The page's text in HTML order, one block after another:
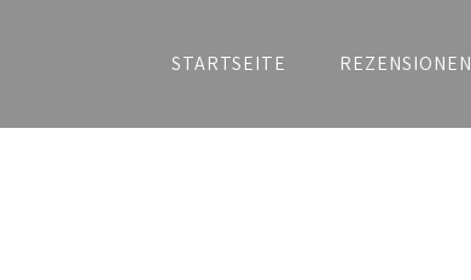
STARTSEITE REZENSIONEN